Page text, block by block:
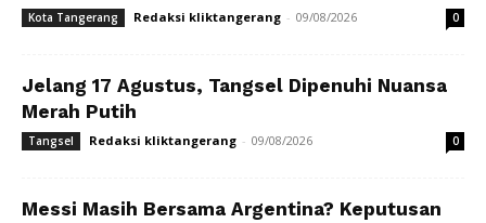
Kota Tangerang Redaksi kliktangerang - 09/08/2026 0
Jelang 17 Agustus, Tangsel Dipenuhi Nuansa
Merah Putih
Tangsel Redaksi kliktangerang - 09/08/2026 0
Messi Masih Bersama Argentina? Keputusan